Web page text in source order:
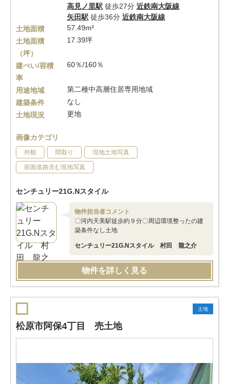
高見ノ里駅 徒歩27分 近鉄南大阪線
矢田駅 徒歩36分 近鉄南大阪線
土地面積
57.49m²
土地面積
（坪）
17.39坪
建ぺい/容積
率
60％/160％
用途地域
第二種中高層住居専用地域
建築条件
なし
土地現況
更地
画像カテゴリ
外観 間取り 現地土地写真
前面道路含む現地写真
センチュリー21G.Nスタイル
物件担当者コメント
〇河内天美駅徒歩約９分〇周辺環境整ったの建
築条件なし土地
センチュリー21G.Nスタイル 村田 龍之介
物件を詳しく見る
土地
松原市阿保4丁目 売土地